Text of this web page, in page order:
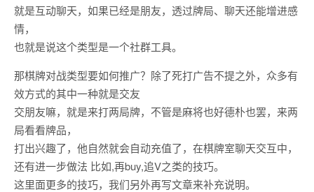
就是互动聊天，如果已经是朋友，透过牌局、聊天还能增进感
情，
也就是说这个类型是一个社群工具。
那棋牌对战类型要如何推广？除了死打广告不提之外，众多有
效方式的其中一种就是交友
交朋友嘛，就是来打两局牌，不管是麻将也好德朴也罢，来两
局看看牌品，
打出兴趣了，他自然就会自动充值了，在棋牌室聊天交互中，
还有进一步做法 比如,再buy,追V之类的技巧。
这里面更多的技巧，我们另外再写文章来补充说明。